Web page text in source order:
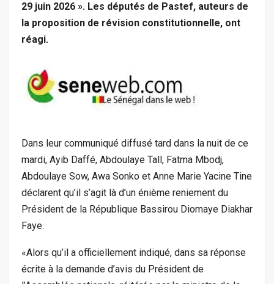
29 juin 2026 ». Les députés de Pastef, auteurs de
la proposition de révision constitutionnelle, ont
réagi.
Dans leur communiqué diffusé tard dans la nuit de ce
mardi, Ayib Daffé, Abdoulaye Tall, Fatma Mbodj,
Abdoulaye Sow, Awa Sonko et Anne Marie Yacine Tine
déclarent qu’il s’agit là d’un énième reniement du
Président de la République Bassirou Diomaye Diakhar
Faye.
«Alors qu’il a officiellement indiqué, dans sa réponse
écrite à la demande d’avis du Président de